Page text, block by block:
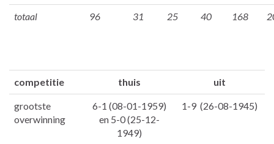
totaal 96 31 25 40 168
competitie thuis uit
grootste
overwinning
6-1 (08-01-1959)
en 5-0 (25-12-
1949)
1-9 (26-08-1945)